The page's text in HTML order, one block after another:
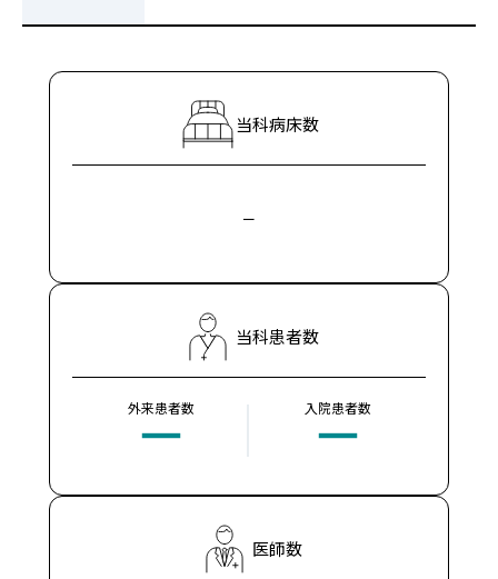
当科病床数
ー
当科患者数
外来患者数
ー 入院患者数
ー
医師数